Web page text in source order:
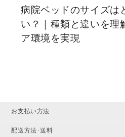
病院ベッドのサイズは
い？｜種類と違いを理
ア環境を実現
お支払い方法
配送方法･送料